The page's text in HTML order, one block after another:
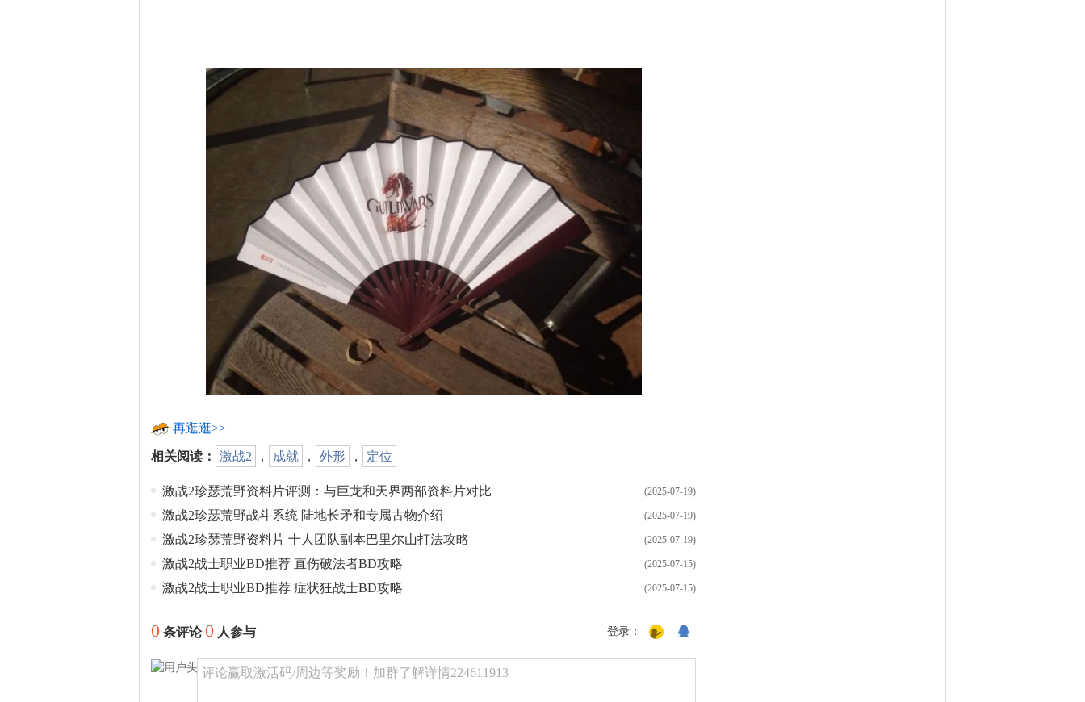
再逛逛>>
相关阅读： 激战2 ， 成就 ， 外形 ， 定位
(2025-07-19)
激战2珍瑟荒野资料片评测：与巨龙和天界两部资料片对比
(2025-07-19)
激战2珍瑟荒野战斗系统 陆地长矛和专属古物介绍
(2025-07-19)
激战2珍瑟荒野资料片 十人团队副本巴里尔山打法攻略
(2025-07-15)
激战2战士职业BD推荐 直伤破法者BD攻略
(2025-07-15)
激战2战士职业BD推荐 症状狂战士BD攻略
0 条评论0 人参与 登录：
评论赢取激活码/周边等奖励！加群了解详情224611913